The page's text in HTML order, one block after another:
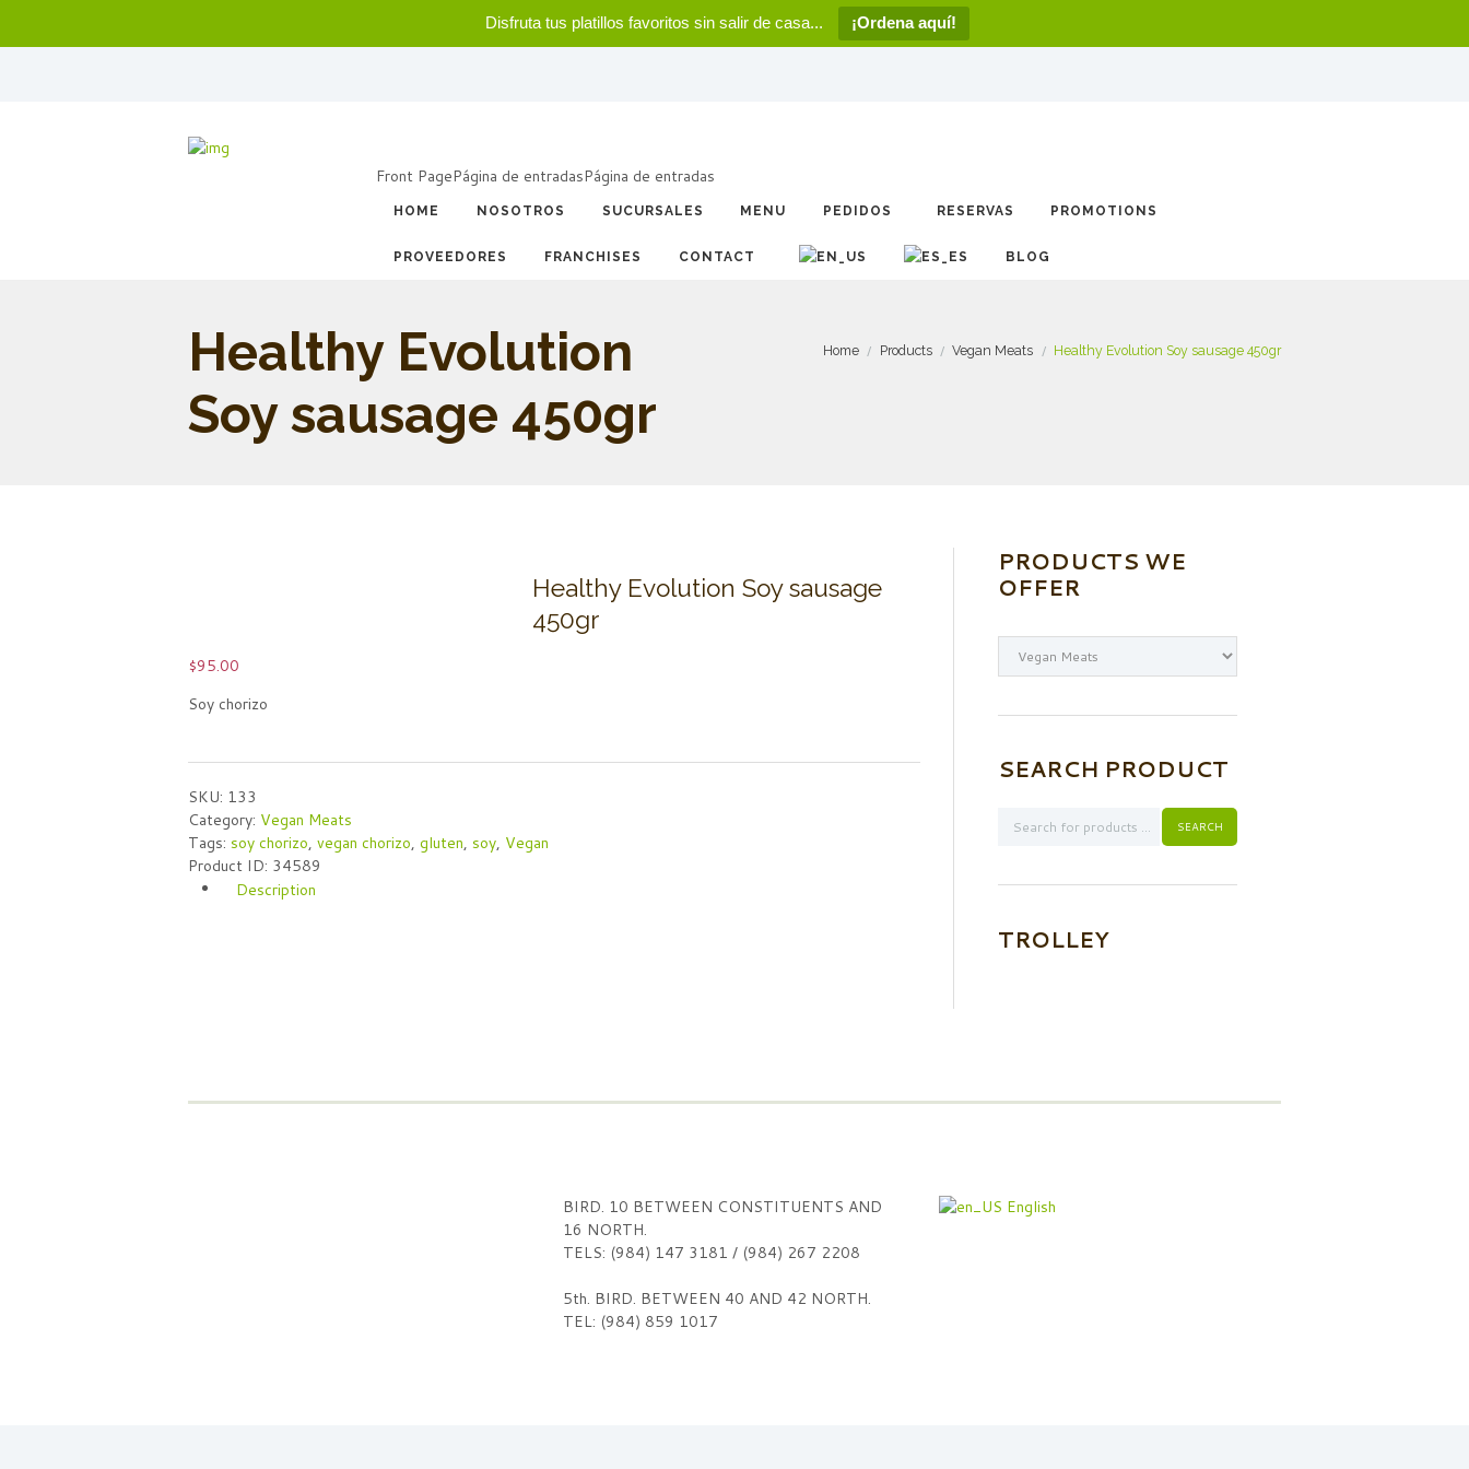
Disfruta tus platillos favoritos sin salir de casa... ¡Ordena aquí!
Front PagePágina de entradasPágina de entradas
HOME NOSOTROS SUCURSALES MENU PEDIDOS RESERVAS PROMOTIONS
PROVEEDORES FRANCHISES CONTACT BLOG
Healthy Evolution
Soy sausage 450gr
Home Products Vegan Meats Healthy Evolution Soy sausage 450gr
Healthy Evolution Soy sausage
450gr
$95.00
Soy chorizo
SKU: 133
Category: Vegan Meats
Tags: soy chorizo, vegan chorizo, gluten, soy, Vegan
Product ID: 34589
Description
PRODUCTS WE
OFFER
SEARCH PRODUCT
TROLLEY
BIRD. 10 BETWEEN CONSTITUENTS AND
16 NORTH.
TELS: (984) 147 3181 / (984) 267 2208
5th. BIRD. BETWEEN 40 AND 42 NORTH.
TEL: (984) 859 1017
English